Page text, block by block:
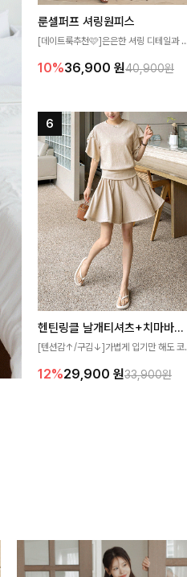
룬셀퍼프 셔링원피스
[데이트룩추천🩷]은은한 셔링 디테일과
성해주는 원피스🤍 허리 스모크 밴딩이 슬
즐기기 좋아요
10%36,900 원40,900원
헨틴링클 날개티셔츠+치마바지SET
[텐션감↑/구김↓]가볍게 입기만 해도 코
게 퍼지는 프릴 날개 소매가 우아한 포인트
12%29,900 원33,900원